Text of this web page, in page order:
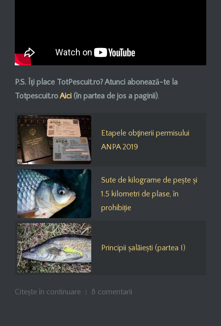
P.S. Îţi place TotPescuit.ro? Atunci abonează-te la
Totpescuit.roAici (în partea de jos a paginii).
Etapele obţinerii permisului
ANPA 2019
Sute de kilograme de pește și
1.5 kilometri de plase, în
prohibiție
Principii șalăiești (partea I)
Citește în continuare 8 comentarii